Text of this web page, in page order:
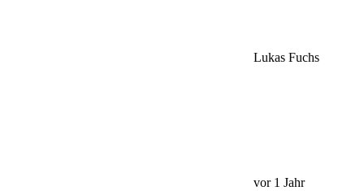
Lukas Fuchs
vor 1 Jahr